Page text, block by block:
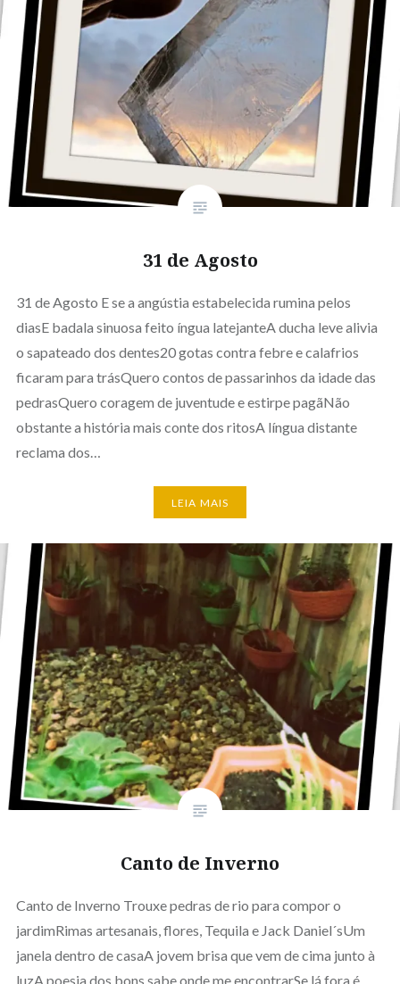
31 de Agosto
31 de Agosto E se a angústia estabelecida rumina pelos
diasE badala sinuosa feito íngua latejanteA ducha leve alivia
o sapateado dos dentes20 gotas contra febre e calafrios
ficaram para trásQuero contos de passarinhos da idade das
pedrasQuero coragem de juventude e estirpe pagãNão
obstante a história mais conte dos ritosA língua distante
reclama dos…
LEIA MAIS
Canto de Inverno
Canto de Inverno Trouxe pedras de rio para compor o
jardimRimas artesanais, flores, Tequila e Jack Daniel´sUm
janela dentro de casaA jovem brisa que vem de cima junto à
luzA poesia dos bons sabe onde me encontrarSe lá fora é